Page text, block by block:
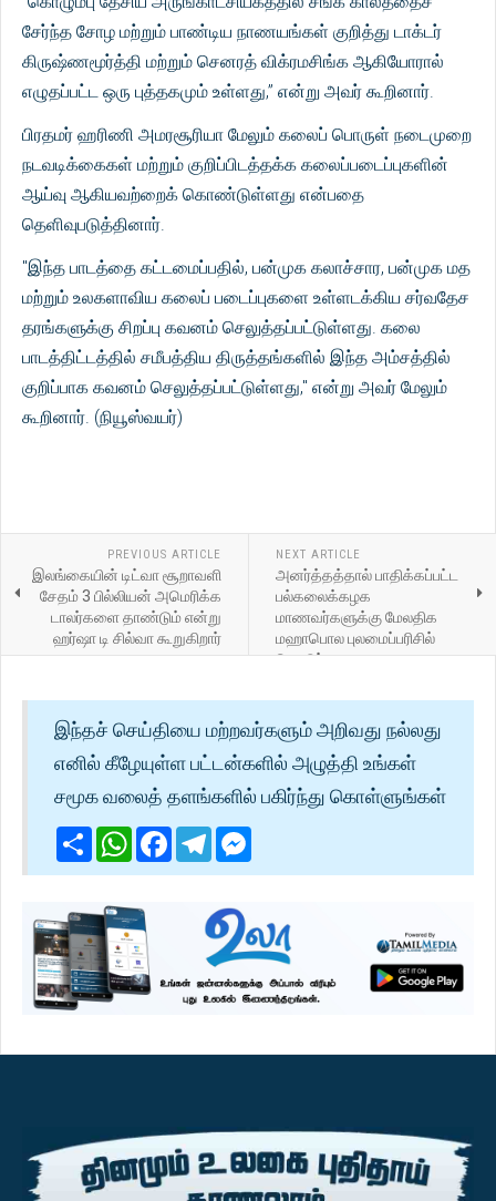
சேர்ந்த சோழ மற்றும் பாண்டிய நாணயங்கள் குறித்து டாக்டர்
கிருஷ்ணமூர்த்தி மற்றும் செனரத் விக்ரமசிங்க ஆகியோரால்
எழுதப்பட்ட ஒரு புத்தகமும் உள்ளது,” என்று அவர் கூறினார்.
பிரதமர் ஹரிணி அமரசூரியா மேலும் கலைப் பொருள் நடைமுறை
நடவடிக்கைகள் மற்றும் குறிப்பிடத்தக்க கலைப்படைப்புகளின்
ஆய்வு ஆகியவற்றைக் கொண்டுள்ளது என்பதை
தெளிவுபடுத்தினார்.
"இந்த பாடத்தை கட்டமைப்பதில், பன்முக கலாச்சார, பன்முக மத
மற்றும் உலகளாவிய கலைப் படைப்புகளை உள்ளடக்கிய சர்வதேச
தரங்களுக்கு சிறப்பு கவனம் செலுத்தப்பட்டுள்ளது. கலை
பாடத்திட்டத்தில் சமீபத்திய திருத்தங்களில் இந்த அம்சத்தில்
குறிப்பாக கவனம் செலுத்தப்பட்டுள்ளது," என்று அவர் மேலும்
கூறினார். (நியூஸ்வயர்)
PREVIOUS ARTICLE
இலங்கையின் டிட்வா சூறாவளி
சேதம் 3 பில்லியன் அமெரிக்க
டாலர்களை தாண்டும் என்று
ஹர்ஷா டி சில்வா கூறுகிறார்
NEXT ARTICLE
அனர்த்தத்தால் பாதிக்கப்பட்ட
பல்கலைக்கழக
மாணவர்களுக்கு மேலதிக
மஹாபொல புலமைப்பரிசில்
கொடுப்பனவு
இந்தச் செய்தியை மற்றவர்களும் அறிவது நல்லது
எனில் கீழேயுள்ள பட்டன்களில் அழுத்தி உங்கள்
சமூக வலைத் தளங்களில் பகிர்ந்து கொள்ளுங்கள்
ShareWhatsApp
Facebook
Telegram